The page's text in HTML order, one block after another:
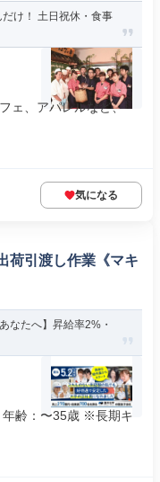
け！ 土日祝休・食事
ェ、アパレルなど、
気になる
荷引渡し作業《マキ
なたへ】昇給率2%・
齢：〜35歳 ※長期キ